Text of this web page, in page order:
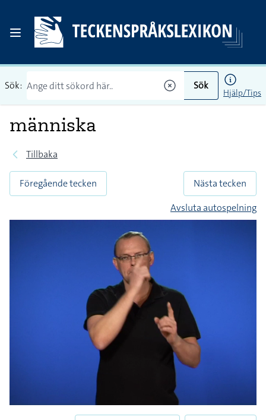
Sök: Sök
Hjälp/Tips
människa
Tillbaka
Föregående tecken
Nästa tecken
Avsluta autospelning